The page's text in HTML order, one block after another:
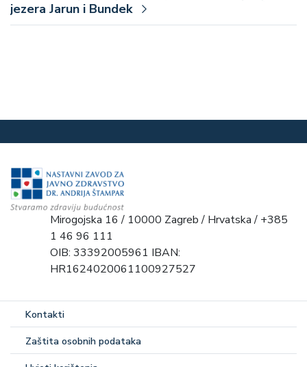
jezera Jarun i Bundek
Mirogojska 16 / 10000 Zagreb / Hrvatska / +385
1 46 96 111
OIB: 33392005961 IBAN:
HR1624020061100927527
Kontakti
Zaštita osobnih podataka